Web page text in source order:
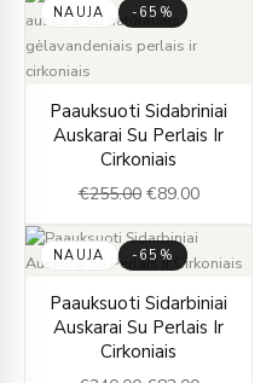
NAUJA -65%
Paauksuoti Sidabriniai
Auskarai Su Perlais Ir
Cirkoniais
€255.00
price
was:
€255.00.
€89.00
price
is:
NAUJA -65%
Paauksuoti Sidarbiniai
Auskarai Su Perlais Ir
Cirkoniais
price
was:
€240.00.
price
is: